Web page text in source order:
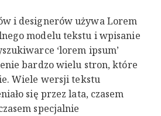
i designerów używa Lorem
modelu tekstu i wpisanie
‘lorem ipsum’
bardzo wielu stron, które
Wiele wersji tekstu
się przez lata, czasem
specjalnie